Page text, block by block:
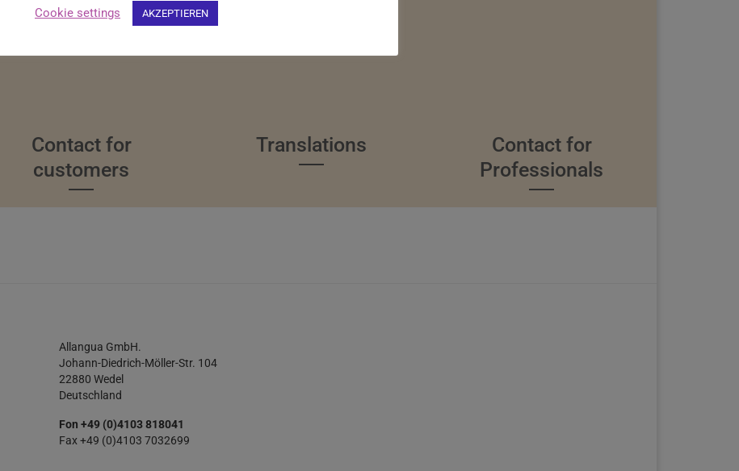
Contact for
customers
Translations
Contact for
Professionals
Allangua GmbH.
Johann-Diedrich-Möller-Str. 104
22880 Wedel
Deutschland
Fon +49 (0)4103 818041
Fax +49 (0)4103 7032699
Cookie settings AKZEPTIEREN